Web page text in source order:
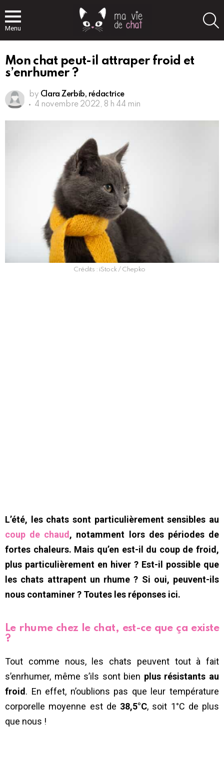
Menu
Mon chat peut-il attraper froid et
s’enrhumer ?
by Clara Zerbib, rédactrice
4 novembre 2022, 8 h 44 min
Crédits : iStock / Chepko
L’été, les chats sont particulièrement sensibles au
coup de chaud , notamment lors des périodes de
fortes chaleurs. Mais qu’en est-il du coup de froid,
plus particulièrement en hiver ? Est-il possible que
les chats attrapent un rhume ? Si oui, peuvent-ils
nous contaminer ? Toutes les réponses ici.
Le rhume chez le chat, est-ce que ça existe
?
Tout comme nous, les chats peuvent tout à fait
s’enrhumer, même s’ils sont bien plus résistants au
froid . En effet, n’oublions pas que leur température
corporelle moyenne est de 38,5°C, soit 1°C de plus
que nous !